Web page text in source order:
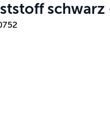
schwarz